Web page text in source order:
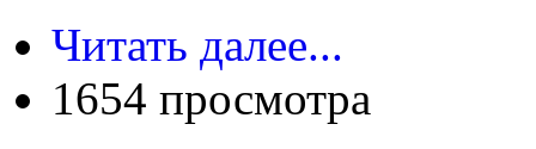
Читать далее...
1654 просмотра